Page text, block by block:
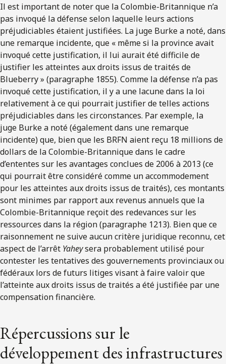
Il est important de noter que la Colombie-Britannique n’a
pas invoqué la défense selon laquelle leurs actions
préjudiciables étaient justifiées. La juge Burke a noté, dans
une remarque incidente, que « même si la province avait
invoqué cette justification, il lui aurait été difficile de
justifier les atteintes aux droits issus de traités de
Blueberry » (paragraphe 1855). Comme la défense n’a pas
invoqué cette justification, il y a une lacune dans la loi
relativement à ce qui pourrait justifier de telles actions
préjudiciables dans les circonstances. Par exemple, la
juge Burke a noté (également dans une remarque
incidente) que, bien que les BRFN aient reçu 18 millions de
dollars de la Colombie-Britannique dans le cadre
d’ententes sur les avantages conclues de 2006 à 2013 (ce
qui pourrait être considéré comme un accommodement
pour les atteintes aux droits issus de traités), ces montants
sont minimes par rapport aux revenus annuels que la
Colombie-Britannique reçoit des redevances sur les
ressources dans la région (paragraphe 1213). Bien que ce
raisonnement ne suive aucun critère juridique reconnu, cet
aspect de l’arrêt Yaheysera probablement utilisé pour
contester les tentatives des gouvernements provinciaux ou
fédéraux lors de futurs litiges visant à faire valoir que
l’atteinte aux droits issus de traités a été justifiée par une
compensation financière.
Répercussions sur le
développement des infrastructures